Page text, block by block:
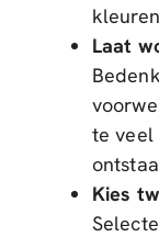
Laat
te veel
Kies